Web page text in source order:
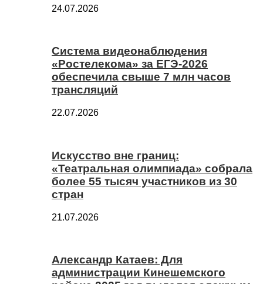
24.07.2026
Система видеонаблюдения
«Ростелекома» за ЕГЭ-2026
обеспечила свыше 7 млн часов
трансляций
22.07.2026
Искусство вне границ:
«Театральная олимпиада» собрала
более 55 тысяч участников из 30
стран
21.07.2026
Александр Катаев: Для
администрации Кинешемского